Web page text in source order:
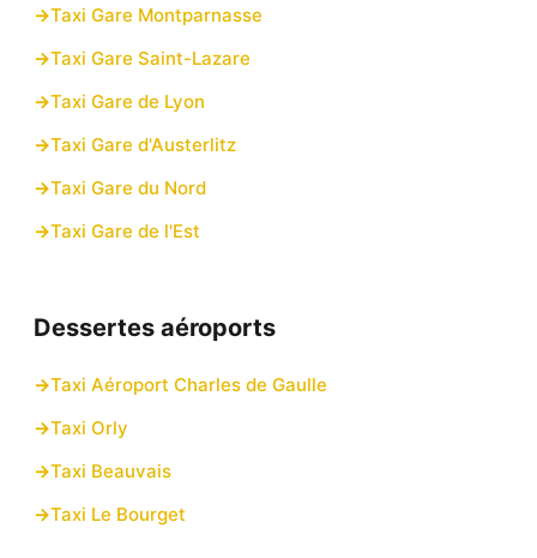
Taxi Gare Montparnasse
Taxi Gare Saint-Lazare
Taxi Gare de Lyon
Taxi Gare d'Austerlitz
Taxi Gare du Nord
Taxi Gare de l'Est
Dessertes aéroports
Taxi Aéroport Charles de Gaulle
Taxi Orly
Taxi Beauvais
Taxi Le Bourget